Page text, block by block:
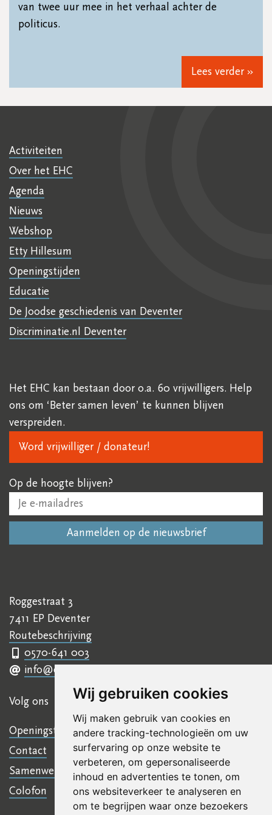
Wij gebruiken cookies
Wij maken gebruik van cookies en
andere tracking-technologieën om uw
surfervaring op onze website te
verbeteren, om gepersonaliseerde
inhoud en advertenties te tonen, om
ons websiteverkeer te analyseren en
om te begrijpen waar onze bezoekers
Lees verder »
van twee uur mee in het verhaal achter de
politicus.
Activiteiten
Over het EHC
Agenda
Nieuws
Webshop
Etty Hillesum
Openingstijden
Educatie
De Joodse geschiedenis van Deventer
Discriminatie.nl Deventer
Het EHC kan bestaan door o.a. 60 vrijwilligers. Help
ons om ‘Beter samen leven’ te kunnen blijven
verspreiden.
Word vrijwilliger / donateur!
Op de hoogte blijven?
Roggestraat 3
7411 EP Deventer
Routebeschrijving
0570-641 003
info@ettyhillesumcentrum.nl
Volg ons
Openingstijden
Contact
Samenwerkingen
Colofon